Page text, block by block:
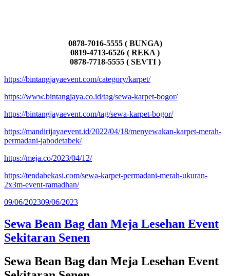
0878-7016-5555 ( BUNGA)
0819-4713-6526 ( REKA )
0878-7718-5555 ( SEVTI )
https://bintangjayaevent.com/category/karpet/
https://www.bintangjaya.co.id/tag/sewa-karpet-bogor/
https://bintangjayaevent.com/tag/sewa-karpet-bogor/
https://mandirijayaevent.id/2022/04/18/menyewakan-karpet-merah-
permadani-jabodetabek/
https://meja.co/2023/04/12/
https://tendabekasi.com/sewa-karpet-permadani-merah-ukuran-
2x3m-event-ramadhan/
Diposkan
09/06/202309/06/2023
Sewa Bean Bag dan Meja Lesehan Event
Sekitaran Senen
Sewa Bean Bag dan Meja Lesehan Event